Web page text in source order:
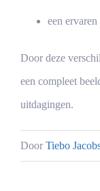
een
Door deze
een compleet
uitdagingen.
Door Tiebo